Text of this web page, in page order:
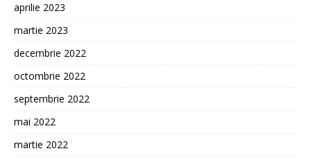
aprilie 2023
martie 2023
decembrie 2022
octombrie 2022
septembrie 2022
mai 2022
martie 2022